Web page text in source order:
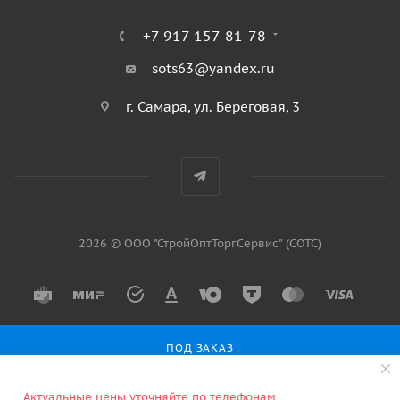
ПОД ЗАКАЗ
+7 917 157-81-78
sots63@yandex.ru
г. Самара, ул. Береговая, 3
2026 © ООО "СтройОптТоргСервис" (СОТС)
Актуальные цены уточняйте по телефонам